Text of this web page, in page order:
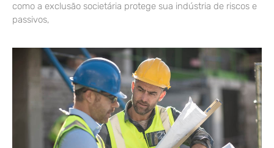
como a exclusão societária protege sua indústria de riscos e
passivos,